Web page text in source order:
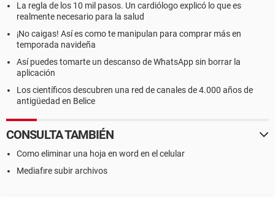
La regla de los 10 mil pasos. Un cardiólogo explicó lo que es
realmente necesario para la salud
¡No caigas! Así es como te manipulan para comprar más en
temporada navideña
Así puedes tomarte un descanso de WhatsApp sin borrar la
aplicación
Los científicos descubren una red de canales de 4.000 años de
antigüedad en Belice
CONSULTA TAMBIÉN
Como eliminar una hoja en word en el celular
Mediafıre subir archivos